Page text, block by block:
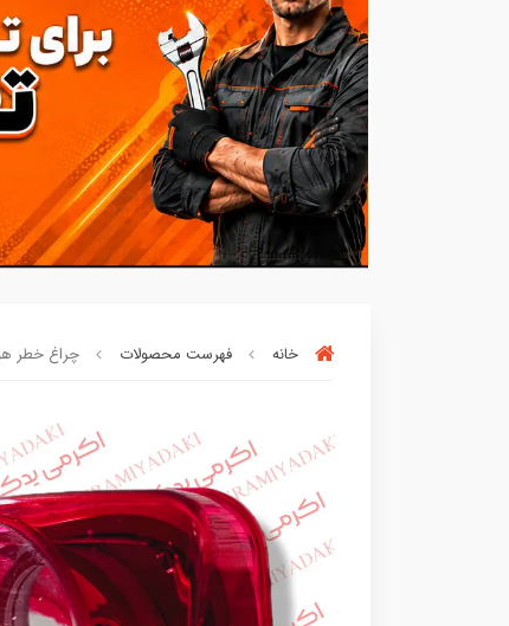
خانه فهرست محصولات چراغ خطر
بسته ها سرموقع(بدون‌تاخیر)ارسال